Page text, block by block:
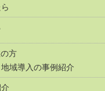
方
域導入の事例紹介